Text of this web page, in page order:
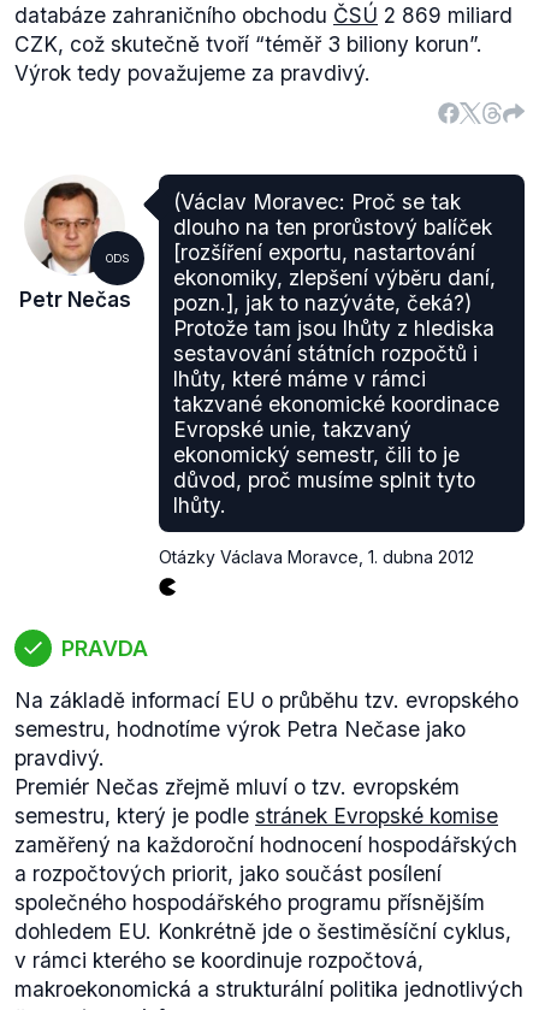
databáze zahraničního obchodu ČSÚ 2 869 miliard
CZK, což skutečně tvoří “téměř 3 biliony korun”.
Výrok tedy považujeme za pravdivý.
ODS
Petr Nečas
(Václav Moravec: Proč se tak
dlouho na ten prorůstový balíček
[rozšíření exportu, nastartování
ekonomiky, zlepšení výběru daní,
pozn.], jak to nazýváte, čeká?)
Protože tam jsou lhůty z hlediska
sestavování státních rozpočtů i
lhůty, které máme v rámci
takzvané ekonomické koordinace
Evropské unie, takzvaný
ekonomický semestr, čili to je
důvod, proč musíme splnit tyto
lhůty.
Otázky Václava Moravce 1. dubna 2012
PRAVDA
Na základě informací EU o průběhu tzv. evropského
semestru, hodnotíme výrok Petra Nečase jako
pravdivý.
Premiér Nečas zřejmě mluví o tzv. evropském
semestru, který je podle stránek Evropské komise
zaměřený na každoroční hodnocení hospodářských
a rozpočtových priorit, jako součást posílení
společného hospodářského programu přísnějším
dohledem EU. Konkrétně jde o šestiměsíční cyklus,
v rámci kterého se koordinuje rozpočtová,
makroekonomická a strukturální politika jednotlivých